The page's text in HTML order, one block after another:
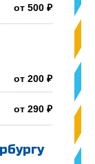
от 500 ₽
от 200 ₽
от 290 ₽